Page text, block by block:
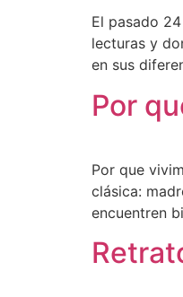
El pasado
lecturas y
en sus
Por
Por que
clásica:
encuentren